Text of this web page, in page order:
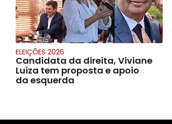
ELEIÇÕES 2026
Candidata da direita, Viviane
Luiza tem proposta e apoio
da esquerda